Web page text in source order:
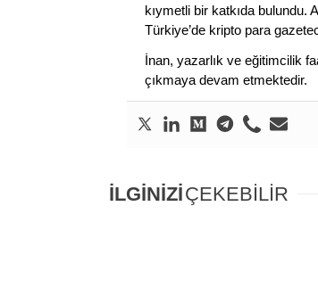
kıymetli bir katkıda bulundu.
Türkiye’de kripto para
İnan, yazarlık ve eğitimcilik
çıkmaya devam etmektedir.
İLGİNİZİÇEKEBİLİR